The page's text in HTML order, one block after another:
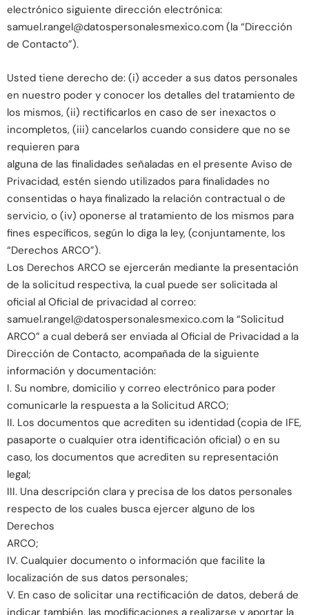
electrónico siguiente dirección electrónica:
samuel.rangel@datospersonalesmexico.com (la “Dirección
de Contacto”).
Usted tiene derecho de: (i) acceder a sus datos personales
en nuestro poder y conocer los detalles del tratamiento de
los mismos, (ii) rectificarlos en caso de ser inexactos o
incompletos, (iii) cancelarlos cuando considere que no se
requieren para
alguna de las finalidades señaladas en el presente Aviso de
Privacidad, estén siendo utilizados para finalidades no
consentidas o haya finalizado la relación contractual o de
servicio, o (iv) oponerse al tratamiento de los mismos para
fines específicos, según lo diga la ley, (conjuntamente, los
“Derechos ARCO”).
Los Derechos ARCO se ejercerán mediante la presentación
de la solicitud respectiva, la cual puede ser solicitada al
oficial al Oficial de privacidad al correo:
samuel.rangel@datospersonalesmexico.com la “Solicitud
ARCO” a cual deberá ser enviada al Oficial de Privacidad a la
Dirección de Contacto, acompañada de la siguiente
información y documentación:
I. Su nombre, domicilio y correo electrónico para poder
comunicarle la respuesta a la Solicitud ARCO;
II. Los documentos que acrediten su identidad (copia de IFE,
pasaporte o cualquier otra identificación oficial) o en su
caso, los documentos que acrediten su representación
legal;
III. Una descripción clara y precisa de los datos personales
respecto de los cuales busca ejercer alguno de los
Derechos
ARCO;
IV. Cualquier documento o información que facilite la
localización de sus datos personales;
V. En caso de solicitar una rectificación de datos, deberá de
indicar también, las modificaciones a realizarse y aportar la